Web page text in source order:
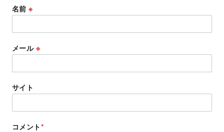
名前※
メール ※
サイト
コメント*